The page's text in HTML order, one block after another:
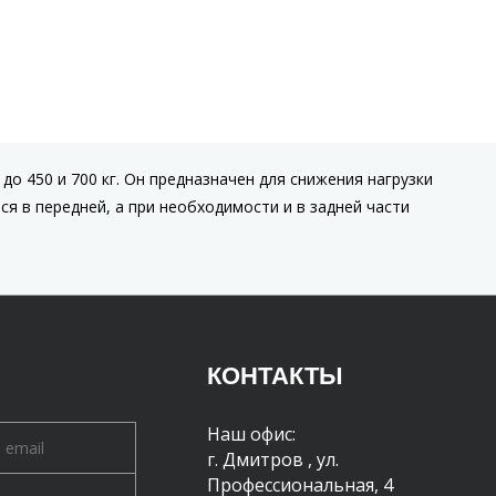
450 и 700 кг. Он предназначен для снижения нагрузки
в передней, а при необходимости и в задней части
КОНТАКТЫ
Наш офис:
г. Дмитров , ул.
Профессиональная, 4